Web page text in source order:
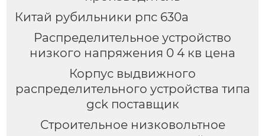
Китай рубильники рпс 630а
Распределительное устройство
низкого напряжения 0 4 кв цена
Корпус выдвижного
распределительного устройства типа
gck поставщик
Строительное низковольтное